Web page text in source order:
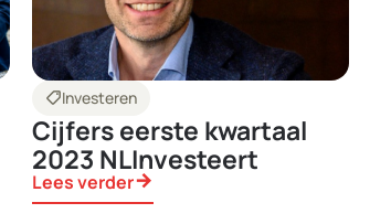
shoppingmodeInvesteren
Cijfers eerste kwartaal
2023 NLInvesteert
Lees verderarrow_forward